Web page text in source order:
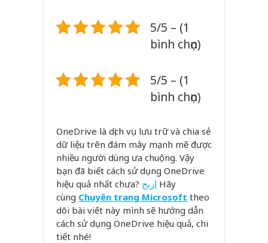
5/5 – (1
bình chọn)
5/5 – (1
bình chọn)
OneDrive là dịch vụ lưu trữ và chia sẻ
dữ liệu trên đám mây mạnh mẽ được
nhiều người dùng ưa chuộng. Vậy
bạn đã biết cách sử dụng OneDrive
hiệu quả nhất chưa? اربح Hãy
cùng Chuyên trang Microsoft theo
dõi bài viết này mình sẽ hướng dẫn
cách sử dụng OneDrive hiệu quả, chi
tiết nhé!